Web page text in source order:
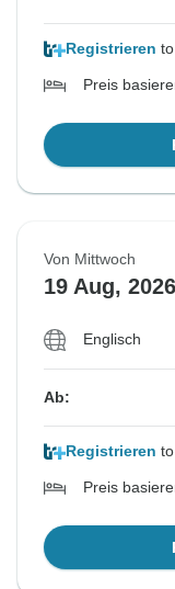
Registrieren
Preis
Von Mittwoch
19 Aug, 2026
Englisch
Ab:
Registrieren
Preis